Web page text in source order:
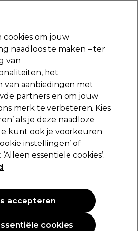
Aanmelden
Elektra
dag geleverd*
maandag t/m vrijdag
Remover 3 Application Kit
EXCLUSIEF
cookies om jouw
naadloos te maken – ter
van
het
van aanbiedingen met
partners en om jouw
merk te verbeteren. Kies
als je deze naadloze
kunt ook je voorkeuren
of
essentiële cookies’.
cookies
accepteren